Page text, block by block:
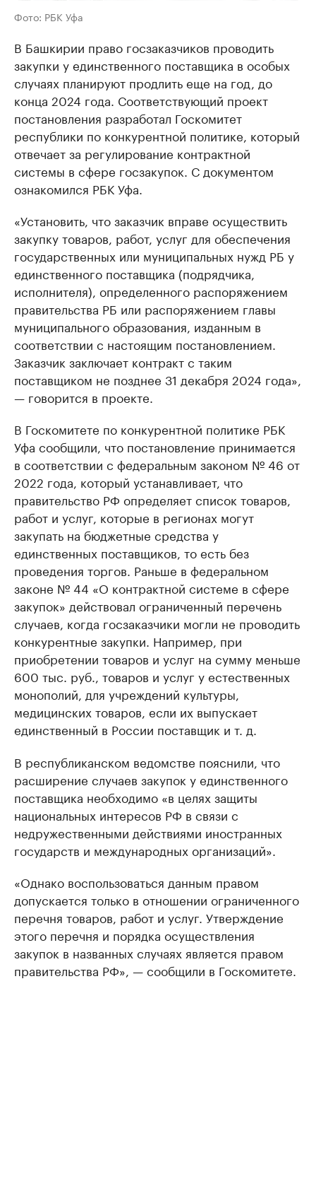
Фото: РБК Уфа
В Башкирии право госзаказчиков проводить
закупки у единственного поставщика в особых
случаях планируют продлить еще на год, до
конца 2024 года. Соответствующий проект
постановления разработал Госкомитет
республики по конкурентной политике, который
отвечает за регулирование контрактной
системы в сфере госзакупок. С документом
ознакомился РБК Уфа.
«Установить, что заказчик вправе осуществить
закупку товаров, работ, услуг для обеспечения
государственных или муниципальных нужд РБ у
единственного поставщика (подрядчика,
исполнителя), определенного распоряжением
правительства РБ или распоряжением главы
муниципального образования, изданным в
соответствии с настоящим постановлением.
Заказчик заключает контракт с таким
поставщиком не позднее 31 декабря 2024 года»,
— говорится в проекте.
В Госкомитете по конкурентной политике РБК
Уфа сообщили, что постановление принимается
в соответствии с федеральным законом № 46 от
2022 года, который устанавливает, что
правительство РФ определяет список товаров,
работ и услуг, которые в регионах могут
закупать на бюджетные средства у
единственных поставщиков, то есть без
проведения торгов. Раньше в федеральном
законе № 44 «О контрактной системе в сфере
закупок» действовал ограниченный перечень
случаев, когда госзаказчики могли не проводить
конкурентные закупки. Например, при
приобретении товаров и услуг на сумму меньше
600 тыс. руб., товаров и услуг у естественных
монополий, для учреждений культуры,
медицинских товаров, если их выпускает
единственный в России поставщик и т. д.
В республиканском ведомстве пояснили, что
расширение случаев закупок у единственного
поставщика необходимо «в целях защиты
национальных интересов РФ в связи с
недружественными действиями иностранных
государств и международных организаций».
«Однако воспользоваться данным правом
допускается только в отношении ограниченного
перечня товаров, работ и услуг. Утверждение
этого перечня и порядка осуществления
закупок в названных случаях является правом
правительства РФ», — сообщили в Госкомитете.